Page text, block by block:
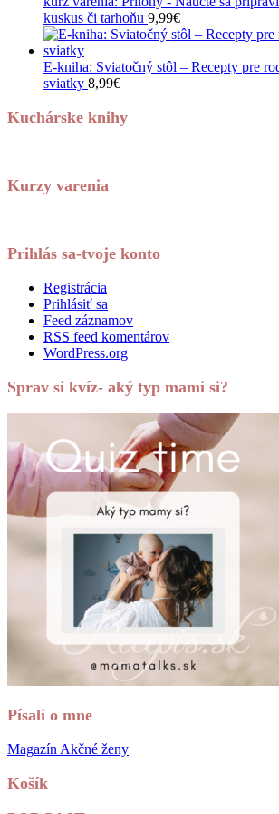
kuskus či tarhoňu 9,99€
E-kniha: Sviatočný stôl – Recepty pre
sviatky 8,99€
Kuchárske knihy
Kurzy varenia
Prihlás sa-tvoje konto
Registrácia
Prihlásiť sa
Feed záznamov
RSS feed komentárov
WordPress.org
Sprav si kvíz- aký typ mami si?
Písali o mne
Magazín Akčné ženy
Košík